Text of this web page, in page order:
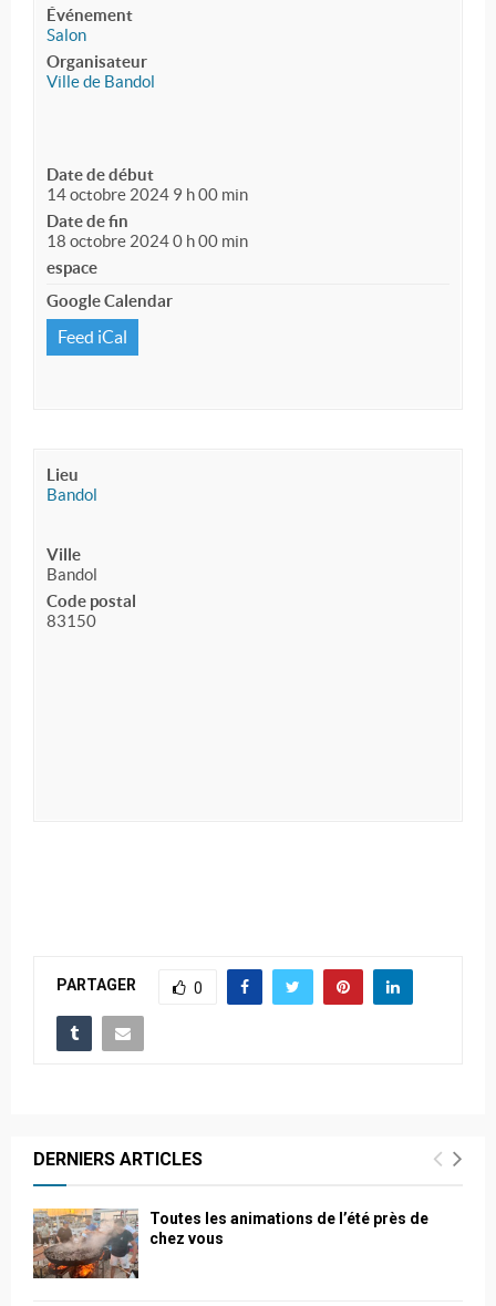
Événement
Salon
Organisateur
Ville de Bandol
Date de début
14 octobre 2024 9 h 00 min
Date de fin
18 octobre 2024 0 h 00 min
espace
Google Calendar
Feed iCal
Lieu
Bandol
Ville
Bandol
Code postal
83150
PARTAGER 0
DERNIERS ARTICLES
Toutes les animations de l’été près de
chez vous